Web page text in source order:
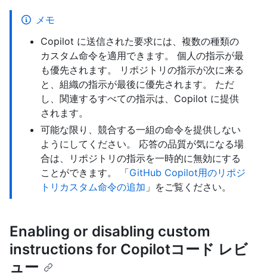
メモ
Copilot に送信された要求には、複数の種類の
カスタム命令を適用できます。 個人の指示が最
も優先されます。 リポジトリの指示が次に来る
と、組織の指示が最後に優先されます。 ただ
し、関連するすべての指示は、Copilot に提供
されます。
可能な限り、競合する一組の命令を提供しない
ようにしてください。 応答の品質が気になる場
合は、リポジトリの指示を一時的に無効にする
ことができます。 「GitHub Copilot用のリポジ
トリカスタム命令の追加 」をご覧ください。
Enabling or disabling custom
instructions for Copilotコード レビ
ュー